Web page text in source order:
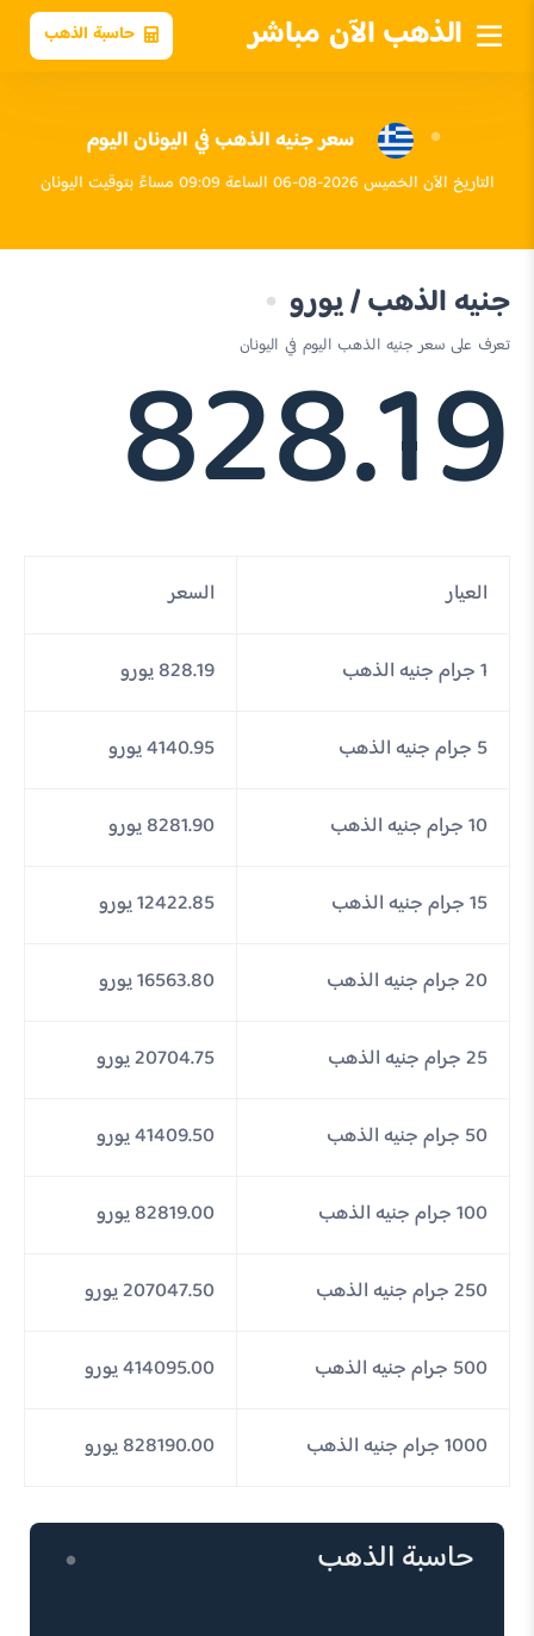
الذهب الآن مباشر حاسبة الذهب
سعر جنيه الذهب في اليونان اليوم
التاريخ الآن الخميس 2026-08-06 الساعة 09:09 مساءً بتوقيت اليونان
جنيه الذهب / يورو
تعرف على سعر جنيه الذهب اليوم في اليونان
828.19
العيار السعر
1 جرام جنيه الذهب 828.19 يورو
5 جرام جنيه الذهب 4140.95 يورو
10 جرام جنيه الذهب 8281.90 يورو
15 جرام جنيه الذهب 12422.85 يورو
20 جرام جنيه الذهب 16563.80 يورو
25 جرام جنيه الذهب 20704.75 يورو
50 جرام جنيه الذهب 41409.50 يورو
100 جرام جنيه الذهب 82819.00 يورو
250 جرام جنيه الذهب 207047.50 يورو
500 جرام جنيه الذهب 414095.00 يورو
1000 جرام جنيه الذهب 828190.00 يورو
حاسبة الذهب